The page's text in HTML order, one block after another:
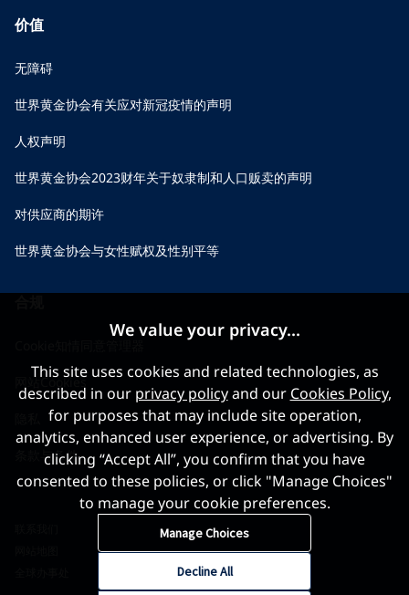
价值
无障碍
世界黄金协会有关应对新冠疫情的声明
人权声明
世界黄金协会2023财年关于奴隶制和人口贩卖的声明
对供应商的期许
世界黄金协会与女性赋权及性别平等
网站Cookies
条款与条件
We value your privacy...
This site uses cookies and related technologies, as
described in our privacy policyand our Cookies Policy,
for purposes that may include site operation,
analytics, enhanced user experience, or advertising. By
clicking “Accept All”, you confirm that you have
consented to these policies, or click "Manage Choices"
to manage your cookie preferences.
Manage Choices
Decline All